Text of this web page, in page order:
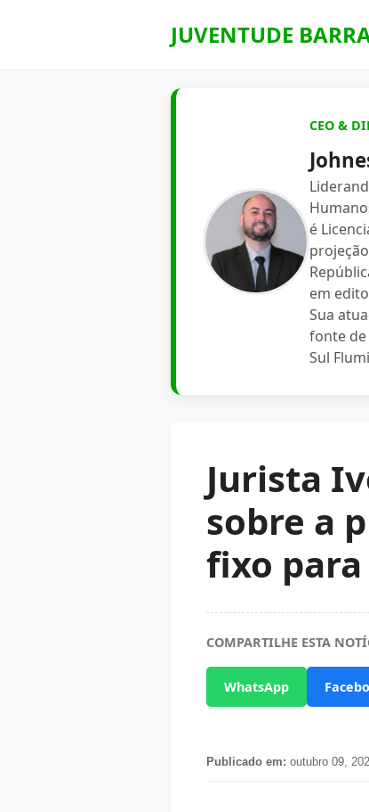
JUVENTUDE
CEO &
é
em
Sua
fonte
Sul
Jurista
sobre a
fixo para
COMPARTILHE ESTA
WhatsApp
Publicado em: outubro 09,